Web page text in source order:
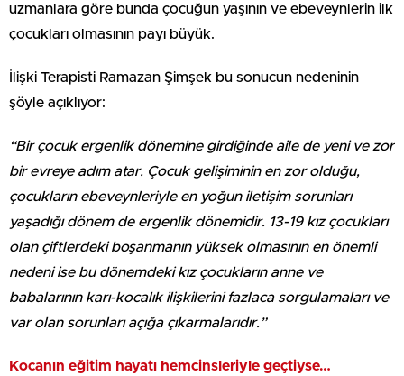
uzmanlara göre bunda çocuğun yaşının ve ebeveynlerin ilk
çocukları olmasının payı büyük.
İlişki Terapisti Ramazan Şimşek bu sonucun nedeninin
şöyle açıklıyor:
“Bir çocuk ergenlik dönemine girdiğinde aile de yeni ve zor
bir evreye adım atar. Çocuk gelişiminin en zor olduğu,
çocukların ebeveynleriyle en yoğun iletişim sorunları
yaşadığı dönem de ergenlik dönemidir. 13-19 kız çocukları
olan çiftlerdeki boşanmanın yüksek olmasının en önemli
nedeni ise bu dönemdeki kız çocukların anne ve
babalarının karı-kocalık ilişkilerini fazlaca sorgulamaları ve
var olan sorunları açığa çıkarmalarıdır.”
Kocanın eğitim hayatı hemcinsleriyle geçtiyse…